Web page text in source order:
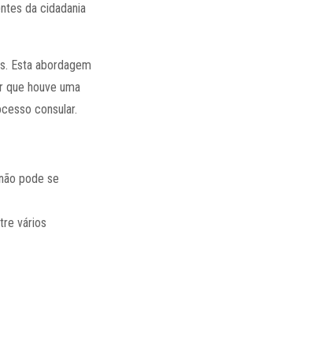
da cidadania
Esta abordagem
que houve uma
consular.
pode se
vários